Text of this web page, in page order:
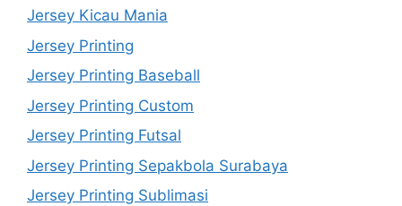
Jersey Kicau Mania
Jersey Printing
Jersey Printing Baseball
Jersey Printing Custom
Jersey Printing Futsal
Jersey Printing Sepakbola Surabaya
Jersey Printing Sublimasi